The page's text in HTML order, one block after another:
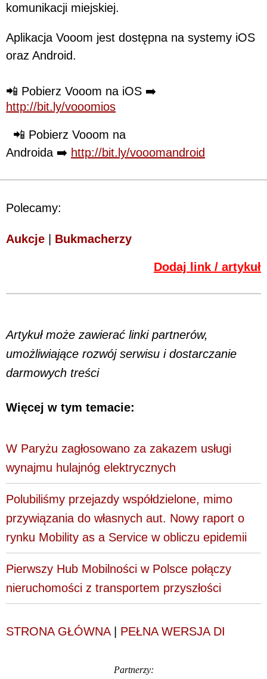
komunikacji miejskiej.
Aplikacja Vooom jest dostępna na systemy iOS
oraz Android.
📲 Pobierz Vooom na iOS ➡️
http://bit.ly/vooomios
📲 Pobierz Vooom na
Androida ➡️ http://bit.ly/vooomandroid
Polecamy:
Aukcje Bukmacherzy
Dodaj link / artykuł
Artykuł może zawierać linki partnerów,
umożliwiające rozwój serwisu i dostarczanie
darmowych treści
Więcej w tym temacie:
W Paryżu zagłosowano za zakazem usługi
wynajmu hulajnóg elektrycznych
Polubiliśmy przejazdy współdzielone, mimo
przywiązania do własnych aut. Nowy raport o
rynku Mobility as a Service w obliczu epidemii
Pierwszy Hub Mobilności w Polsce połączy
nieruchomości z transportem przyszłości
STRONA GŁÓWNA| PEŁNA WERSJA DI
Partnerzy: